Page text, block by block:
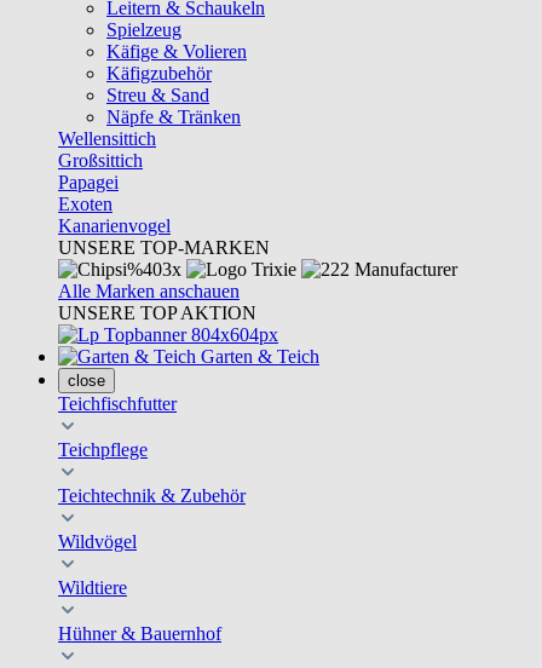
Leitern & Schaukeln
Spielzeug
Käfige & Volieren
Käfigzubehör
Streu & Sand
Näpfe & Tränken
Wellensittich
Großsittich
Papagei
Exoten
Kanarienvogel
UNSERE TOP-MARKEN
Alle Marken anschauen
UNSERE TOP AKTION
Garten & Teich
close
Teichfischfutter
Teichpflege
Teichtechnik & Zubehör
Wildvögel
Wildtiere
Hühner & Bauernhof